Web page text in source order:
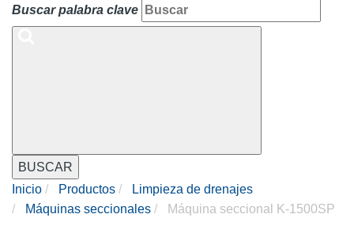
Buscar palabra clave
BUSCAR
Inicio
Productos
Limpieza de drenajes
Máquinas seccionales
Máquina seccional K-1500SP